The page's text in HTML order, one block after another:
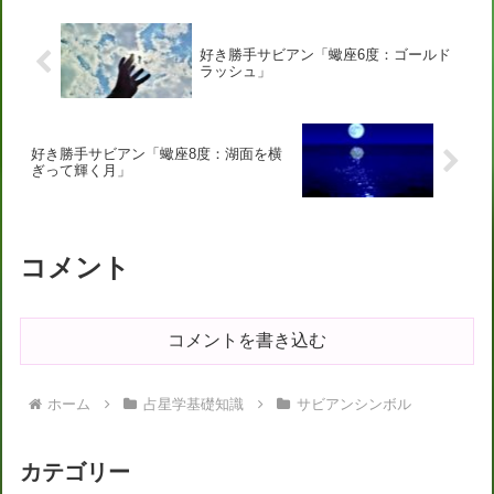
好き勝手サビアン「蠍座6度：ゴールド
ラッシュ」
好き勝手サビアン「蠍座8度：湖面を横
ぎって輝く月」
コメント
コメントを書き込む
ホーム 占星学基礎知識 サビアンシンボル
カテゴリー